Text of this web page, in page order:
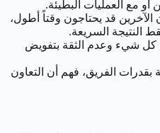
أو مع العمليات البطيئة.
قد يحتاجون وقتاً أطول،
النتيجة السريعة.
كل شيء وعدم الثقة بتفويض
بقدرات الفريق، فهم أن التعاون